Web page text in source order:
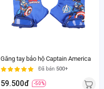
Găng tay bảo hộ Captain America
Đã bán 500+
59.500đ -50%